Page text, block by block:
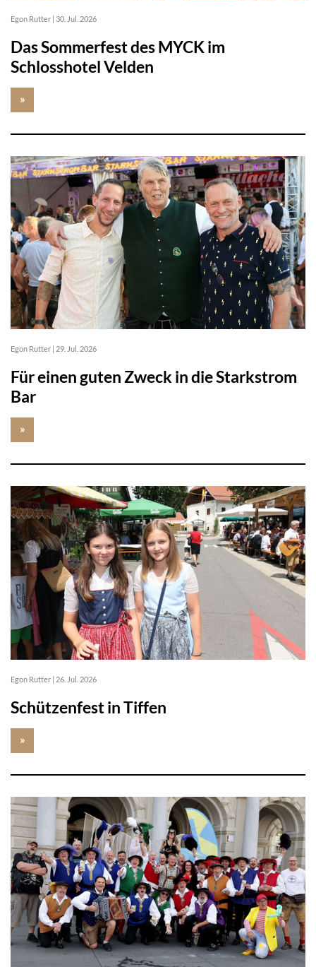
Egon Rutter | 30. Jul. 2026
Das Sommerfest des MYCK im
Schlosshotel Velden
»
Egon Rutter 29. Jul. 2026
Für einen guten Zweck in die Starkstrom
Bar
»
Egon Rutter | 26. Jul. 2026
Schützenfest in Tiffen
»